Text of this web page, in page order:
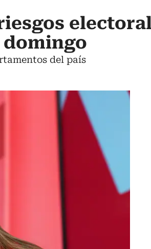
del país